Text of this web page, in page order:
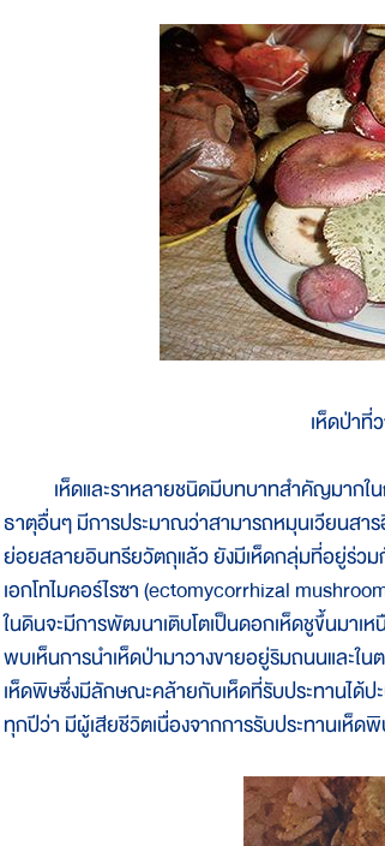
เห็ดป่าที่
เห็ดและราหลายชนิดมีบทบาทสำคัญมากในก
ธาตุอื่นๆ มีการประมาณว่าสามารถหมุนเวียนสา
ย่อยสลายอินทรียวัตถุแล้ว ยังมีเห็ดกลุ่มที่อยู่ร่วม
เอกโทไมคอร์ไรซา (ectomycorrhizal
ในดินจะมีการพัฒนาเติบโตเป็นดอกเห็ดชูขึ้นมาเ
พบเห็นการนำเห็ดป่ามาวางขายอยู่ริมถนนและใน
เห็ดพิษซึ่งมีลักษณะคล้ายกับเห็ดที่รับประทานได้ป
ทุกปีว่า มีผู้เสียชีวิตเนื่องจากการรับประทานเห็ด